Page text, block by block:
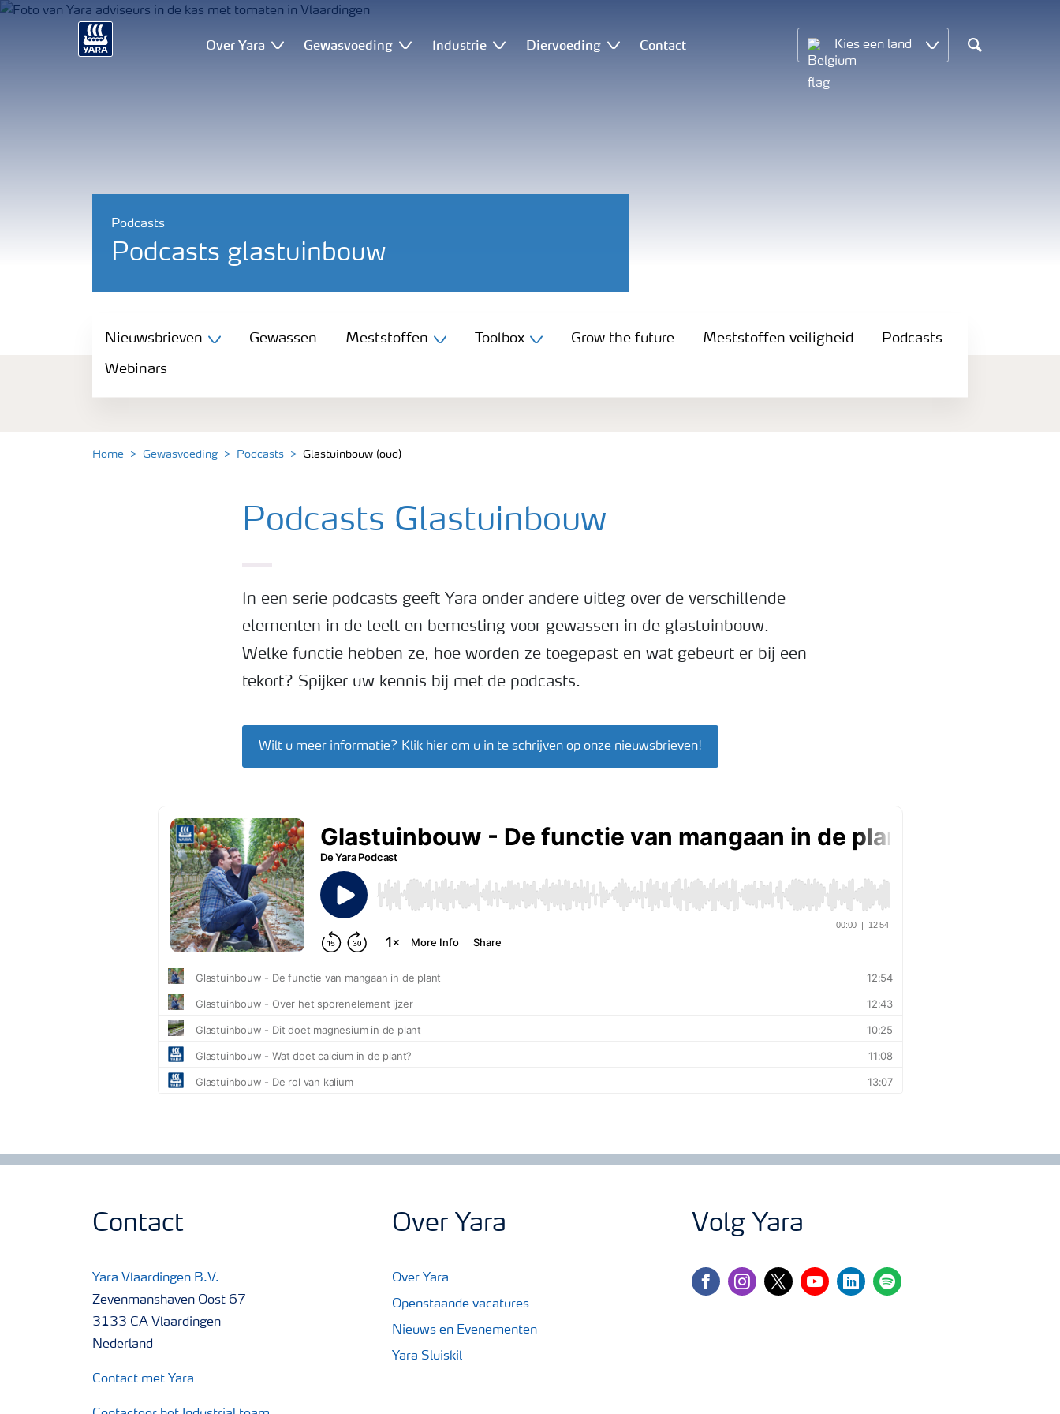
Over Yara Gewasvoeding Industrie Diervoeding Contact Kies een land
Search
Podcasts
Podcasts glastuinbouw
Gewassen
Nieuwsbrieven Gewassen Meststoffen Toolbox Grow the future Meststoffen veiligheid Podcasts
Webinars
Home Gewasvoeding Podcasts Glastuinbouw (oud)
Podcasts Glastuinbouw
In een serie podcasts geeft Yara onder andere uitleg over de verschillende
elementen in de teelt en bemesting voor gewassen in de glastuinbouw.
Welke functie hebben ze, hoe worden ze toegepast en wat gebeurt er bij een
tekort? Spijker uw kennis bij met de podcasts.
Wilt u meer informatie? Klik hier om u in te schrijven op onze nieuwsbrieven!
Contact
Yara Vlaardingen B.V.
Zevenmanshaven Oost 67
3133 CA Vlaardingen
Nederland
Contact met Yara
Over Yara
Over Yara
Openstaande vacatures
Nieuws en Evenementen
Yara Sluiskil
Volg Yara
facebookinstagram
twitteryoutubelinkedinspotify